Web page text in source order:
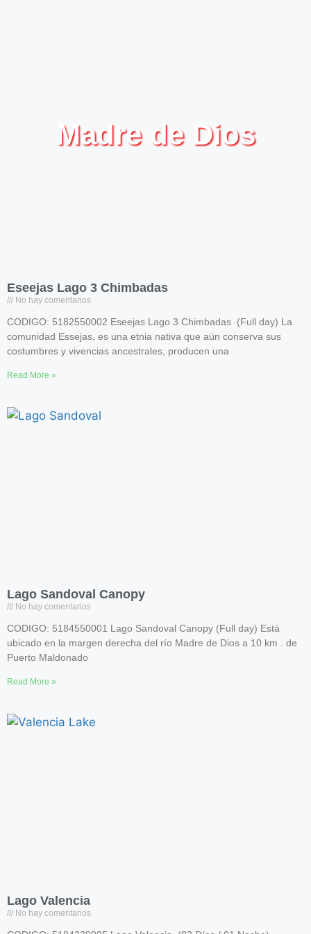
Madre de Dios
Eseejas Lago 3 Chimbadas
No hay comentarios
CODIGO: 5182550002 Eseejas Lago 3 Chimbadas (Full day) La
comunidad Essejas, es una etnia nativa que aún conserva sus
costumbres y vivencias ancestrales, producen una
Read More »
Lago Sandoval Canopy
No hay comentarios
CODIGO: 5184550001 Lago Sandoval Canopy (Full day) Está
ubicado en la margen derecha del río Madre de Dios a 10 km . de
Puerto Maldonado
Read More »
Lago Valencia
No hay comentarios